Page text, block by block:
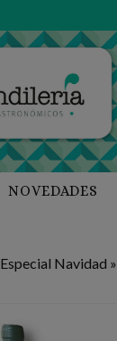
NOVEDADES
Especial Navidad »